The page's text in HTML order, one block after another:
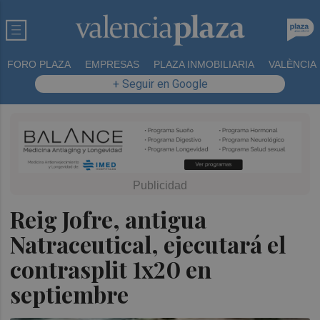
FORO PLAZA EMPRESAS PLAZA INMOBILIARIA VALÈNCIA
+ Seguir en Google
Reig Jofre, antigua
Natraceutical, ejecutará el
contrasplit 1x20 en
septiembre